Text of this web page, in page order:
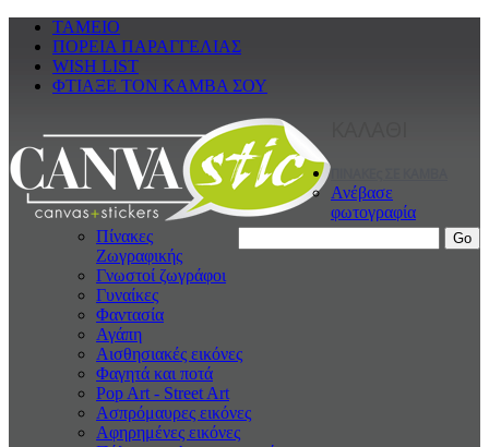
ΤΑΜΕΙΟ
ΠΟΡΕΙΑ ΠΑΡΑΓΓΕΛΙΑΣ
WISH LIST
ΦΤΙΑΞΕ ΤΟΝ ΚΑΜΒΑ ΣΟΥ
Ανέβασε
φωτογραφία
Πίνακες
Ζωγραφικής
Γνωστοί ζωγράφοι
Γυναίκες
Φαντασία
Αγάπη
Αισθησιακές εικόνες
Φαγητά και ποτά
Pop Art - Street Art
Ασπρόμαυρες εικόνες
Αφηρημένες εικόνες